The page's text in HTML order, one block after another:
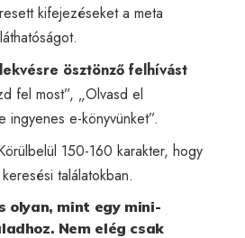
kifejezéseket a meta
ösztönző felhívást
fel most”, „Olvasd el
ingyenes e-könyvünket”.
150-160 karakter, hogy
találatokban.
olyan, mint egy mini-
Nem elég csak